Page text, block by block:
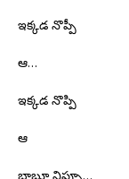
ఇక్కడ నొప్పీ
ఆ…
ఇక్కడ నొప్పి
ఆ
బాబూ నిప్పూ…